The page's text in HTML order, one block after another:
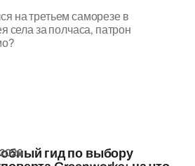
на третьем саморезе в
села за полчаса, патрон
гид по выбору